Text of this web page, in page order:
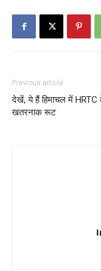
Previous article
देखें, ये हैं हिमाचल में
खतरनाक रूट